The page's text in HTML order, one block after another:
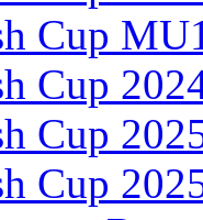
Cup
Cup
Cup
Cup